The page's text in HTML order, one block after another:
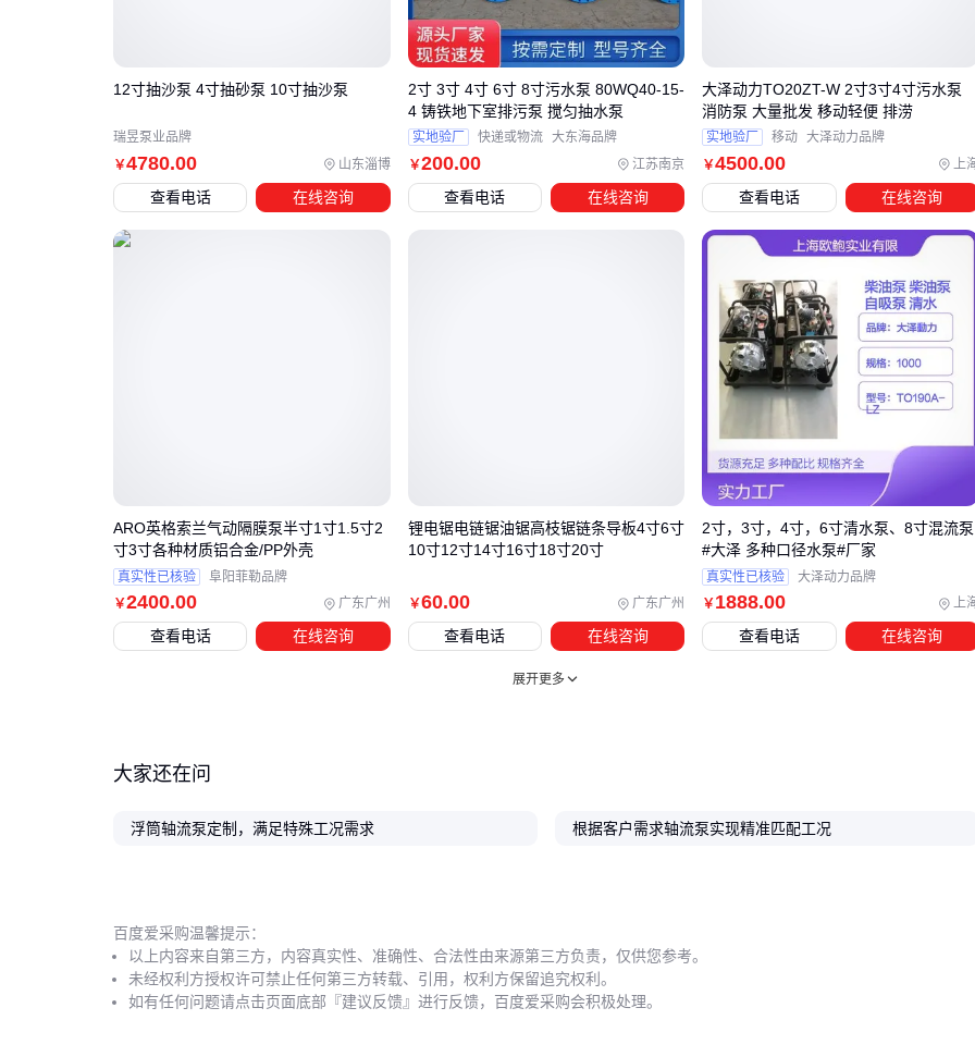
所需流量和扬程范围，再对比不同结构的效率曲线，最后结合
安装条件排除不兼容方案。这种系统化选型思维能有效避免‘尺
寸对但性能错配’的常见问题。
四、为什么管道和支架选不对会让20寸轴流泵性能打
采购20寸轴流泵后，最容易忽视的是进出水管道的匹配问题。
口径过小会导致流量损失，而材质不耐腐蚀则可能因长期水压
HDPE水泵管道 或全塑PP增强
，这类材料既能承受高压又耐酸碱腐蚀。
卧式潜水泵支架
固定泵体，避免运行时振动
潜水式结构要配合橡胶减震垫降低噪音传递
需定期检查紧固状态，防止接口松动
观察泵体压力变化，
便携式流量监测仪
则帮助验证实际工况
是否匹配设计参数。这些配套设备虽然单价不高，但直接影响
主泵的长期稳定运行。
最后检查电缆和防水接线盒
的防护等级，潮湿环境应选用轴
流泵专用电缆。完成这些配套部署，才能确保主泵发挥标称性
差过大会导致NSK深沟球轴承
异常磨损，建议使用激光对中
定期用超声波流量监测仪
检查水泵密封件
￥4780.00 山东淄博
12寸抽沙泵 4寸抽砂泵 10寸抽沙泵
瑞昱泵业品牌
查看电话 在线咨询
￥200.00 江苏南京
2寸 3寸 4寸 6寸 8寸污水泵 80WQ40-15-
4 铸铁地下室排污泵 搅匀抽水泵
实地验厂 快递或物流 大东海品牌
查看电话 在线咨询
￥4500.00 上
大泽动力TO20ZT-W 2寸3寸4寸污水泵
消防泵 大量批发 移动轻便 排涝
实地验厂 移动 大泽动力品牌
查看电话 在线咨询
￥2400.00 广东广州
ARO英格索兰气动隔膜泵半寸1寸1.5寸2
寸3寸各种材质铝合金/PP外壳
真实性已核验 阜阳菲勒品牌
查看电话 在线咨询
￥60.00 广东广州
锂电锯电链锯油锯高枝锯链条导板4寸6寸
10寸12寸14寸16寸18寸20寸
查看电话 在线咨询
￥ 1888.00 上
2寸，3寸，4寸，6寸清水泵、8寸混流泵
#大泽 多种口径水泵#厂家
真实性已核验 大泽动力品牌
查看电话 在线咨询
展开更多
大家还在问
浮筒轴流泵定制，满足特殊工况需求 根据客户需求轴流泵实现精准匹配工况
百度爱采购温馨提示：
以上内容来自第三方，内容真实性、准确性、合法性由来源第三方负责，仅供您参考。
未经权利方授权许可禁止任何第三方转载、引用，权利方保留追究权利。
如有任何问题请点击页面底部『建议反馈』进行反馈，百度爱采购会积极处理。